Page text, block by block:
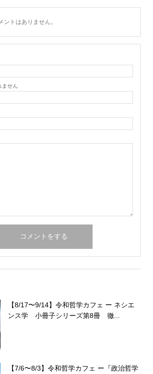
ントはありません。
れません
【8/17〜9/14】令和哲学カフェ ー ネシエ
ンス学 小冊子シリーズ第8冊 徹...
【7/6〜8/3】令和哲学カフェ ー『政治哲学